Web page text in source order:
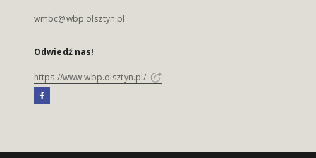
wmbc@wbp.olsztyn.pl
Odwiedź nas!
https://www.wbp.olsztyn.pl/